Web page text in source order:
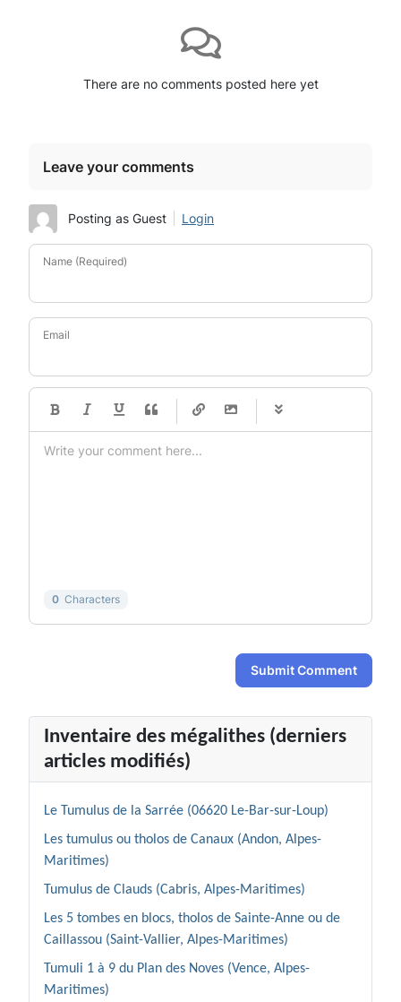
There are no comments posted here yet
Leave your comments
Posting as Guest Login
Name (Required)
Email
-
-
-
-
0 Characters
Submit Comment
Inventaire des mégalithes (derniers
articles modifiés)
Le Tumulus de la Sarrée (06620 Le-Bar-sur-Loup)
Les tumulus ou tholos de Canaux (Andon, Alpes-
Maritimes)
Tumulus de Clauds (Cabris, Alpes-Maritimes)
Les 5 tombes en blocs, tholos de Sainte-Anne ou de
Caillassou (Saint-Vallier, Alpes-Maritimes)
Tumuli 1 à 9 du Plan des Noves (Vence, Alpes-
Maritimes)